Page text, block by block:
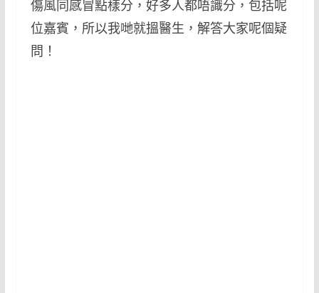
傷風同感冒點樣分，好多人都唔識分，包括呢
位嘉賓，所以我哋就搵醫生，解答大家呢個疑
問！